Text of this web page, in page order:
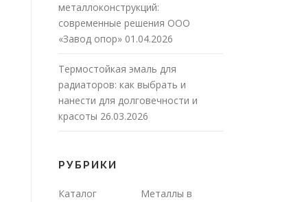
металлоконструкций:
современные решения ООО
«Завод опор» 01.04.2026
Термостойкая эмаль для
радиаторов: как выбрать и
нанести для долговечности и
красоты 26.03.2026
РУБРИКИ
Каталог
Металлы в